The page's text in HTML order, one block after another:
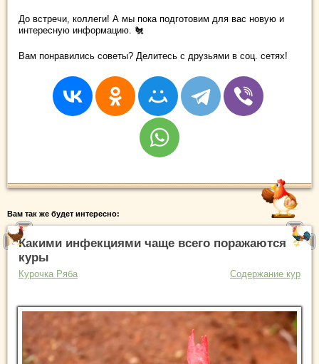
До встречи, коллеги! А мы пока подготовим для вас новую и
интересную информацию. 🐔
Вам понравились советы? Делитесь с друзьями в соц. сетях!
Вам так же будет интересно:
Какими инфекциями чаще всего поражаются
куры
Курочка Ряба Содержание кур